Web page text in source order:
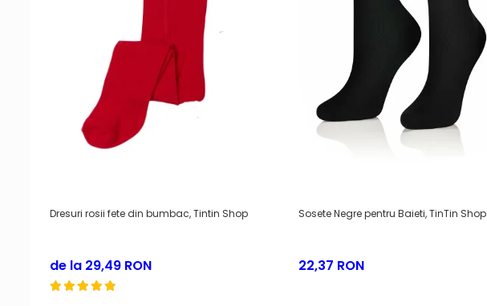
Dresuri rosii fete din bumbac, Tintin Shop
de la 29,49 RON
Sosete Negre pentru Baieti, TinTin Shop
22,37 RON